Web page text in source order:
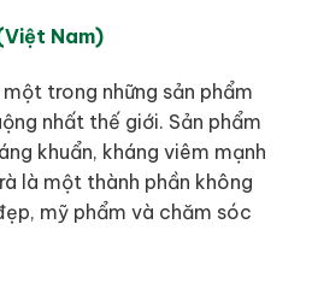
Nam)
trong những sản phẩm
nhất thế giới. Sản phẩm
khuẩn, kháng viêm mạnh
là một thành phần không
mỹ phẩm và chăm sóc